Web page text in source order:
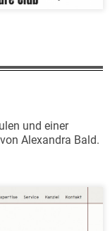
und einer
Alexandra Bald.